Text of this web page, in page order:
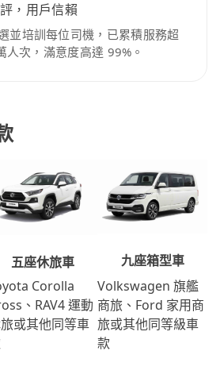
，用戶信賴
並培訓每位司機，已累積服務超
人次，滿意度高達 99%。
五座休旅車
Corolla
、RAV4 運動
或其他同等車
九座箱型車
Volkswagen 旗艦
商旅、Ford 家用商
旅或其他同等級車
款